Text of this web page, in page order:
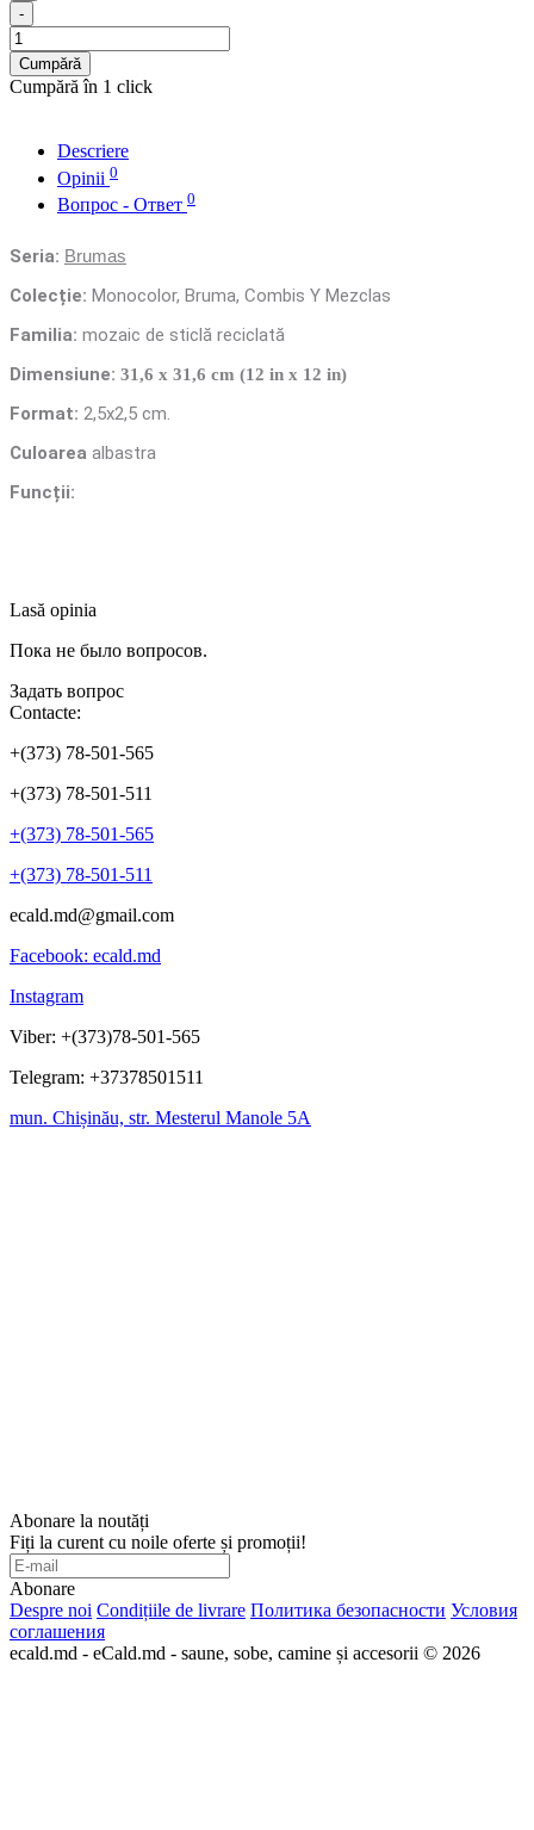
-
Cumpără
Cumpără în 1 click
Descriere
Opinii 0
Вопрос - Ответ 0
Seria: Brumas
Colecție: Monocolor, Bruma, Combis Y Mezclas
Familia: mozaic de sticlă reciclată
Dimensiune: 31,6 x 31,6 cm (12 in x 12 in)
Format: 2,5x2,5 cm.
Culoarea albastra
Funcții:
Lasă opinia
Пока не было вопросов.
Задать вопрос
Contacte:
+(373) 78-501-565
+(373) 78-501-511
+(373) 78-501-565
+(373) 78-501-511
ecald.md@gmail.com
Facebook: ecald.md
Instagram
Viber: +(373)78-501-565
Telegram: +37378501511
mun. Chișinău, str. Mesterul Manole 5A
Abonare la noutăți
Fiți la curent cu noile oferte și promoții!
Abonare
Despre noi Condițiile de livrare Политика безопасности Условия
соглашения
ecald.md - eCald.md - saune, sobe, camine și accesorii © 2026